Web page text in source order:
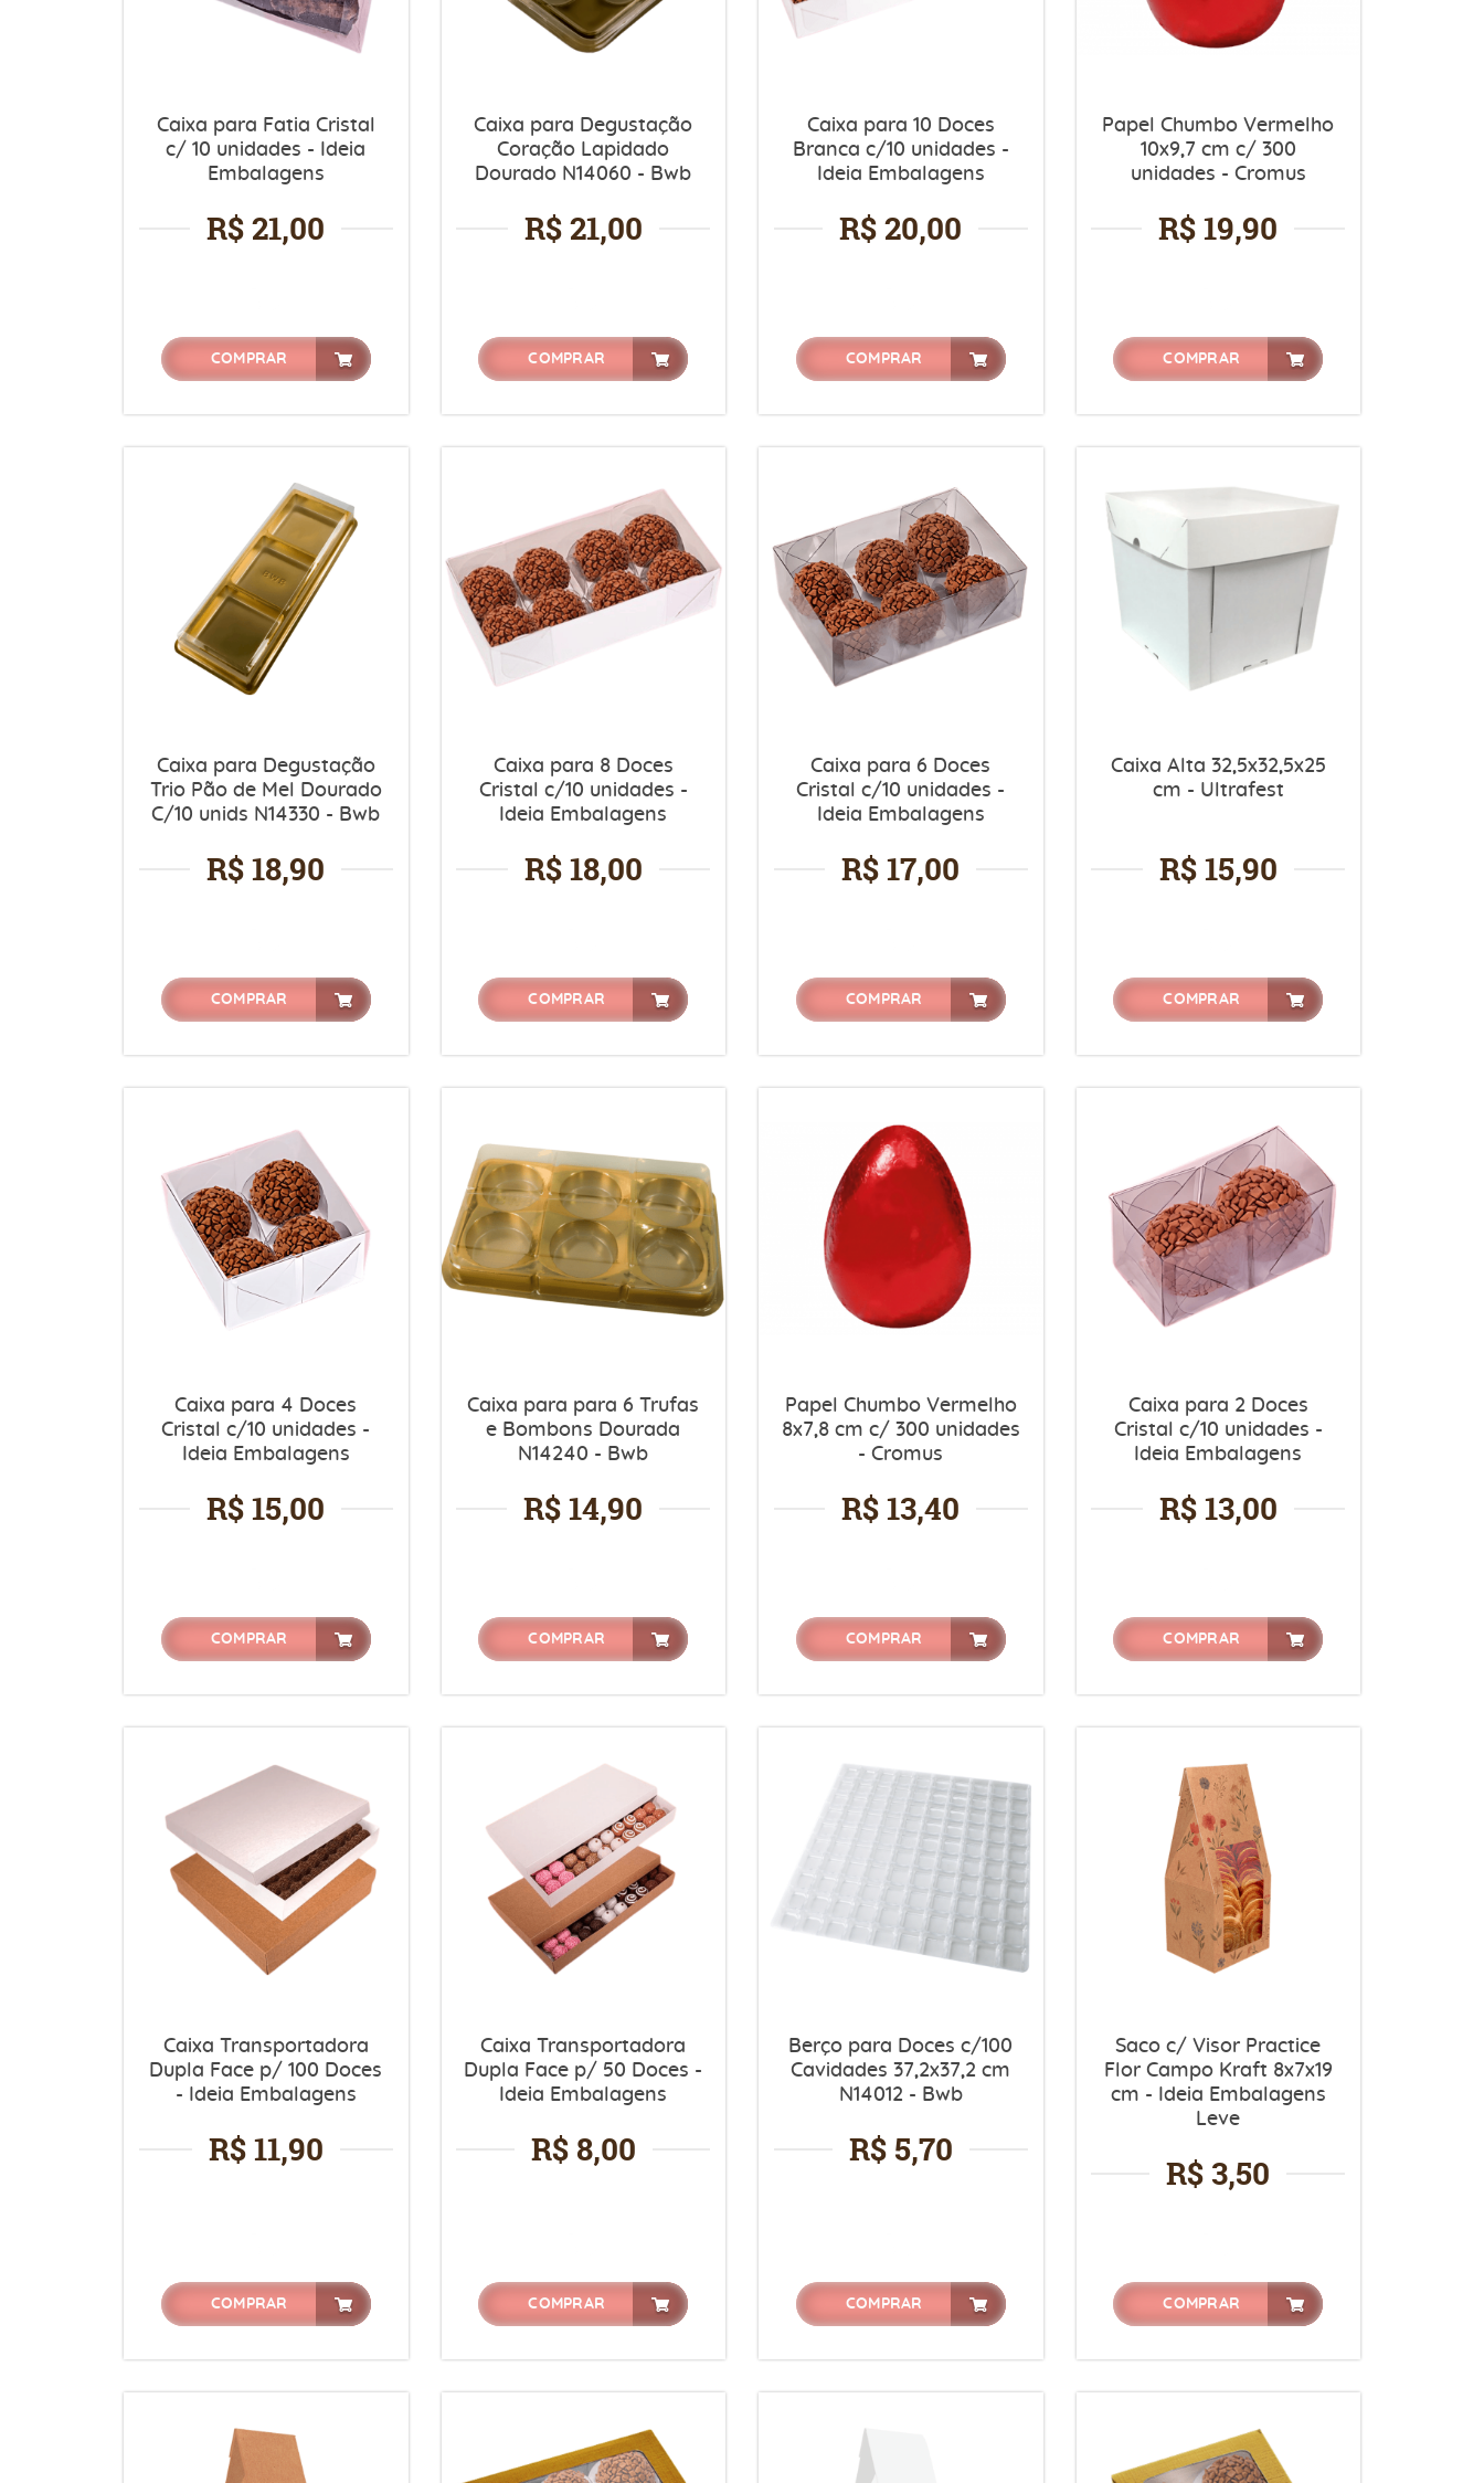
Caixa para Fatia Cristal
c/ 10 unidades - Ideia
Embalagens
R$ 21,00
COMPRAR
Caixa para Degustação
Coração Lapidado
Dourado N14060 - Bwb
R$ 21,00
COMPRAR
Caixa para 10 Doces
Branca c/10 unidades -
Ideia Embalagens
R$ 20,00
COMPRAR
Papel Chumbo Vermelho
10x9,7 cm c/ 300
unidades - Cromus
R$ 19,90
COMPRAR
Caixa para Degustação
Trio Pão de Mel Dourado
C/10 unids N14330 - Bwb
R$ 18,90
COMPRAR
Caixa para 8 Doces
Cristal c/10 unidades -
Ideia Embalagens
R$ 18,00
COMPRAR
Caixa para 6 Doces
Cristal c/10 unidades -
Ideia Embalagens
R$ 17,00
COMPRAR
Caixa Alta 32,5x32,5x25
cm - Ultrafest
R$ 15,90
COMPRAR
Caixa para 4 Doces
Cristal c/10 unidades -
Ideia Embalagens
R$ 15,00
COMPRAR
Caixa para para 6 Trufas
e Bombons Dourada
N14240 - Bwb
R$ 14,90
COMPRAR
Papel Chumbo Vermelho
8x7,8 cm c/ 300 unidades
- Cromus
R$ 13,40
COMPRAR
Caixa para 2 Doces
Cristal c/10 unidades -
Ideia Embalagens
R$ 13,00
COMPRAR
Caixa Transportadora
Dupla Face p/ 100 Doces
- Ideia Embalagens
R$ 11,90
COMPRAR
Caixa Transportadora
Dupla Face p/ 50 Doces -
Ideia Embalagens
R$ 8,00
COMPRAR
Berço para Doces c/100
Cavidades 37,2x37,2 cm
N14012 - Bwb
R$ 5,70
COMPRAR
Saco c/ Visor Practice
Flor Campo Kraft 8x7x19
cm - Ideia Embalagens
Leve
R$ 3,50
COMPRAR